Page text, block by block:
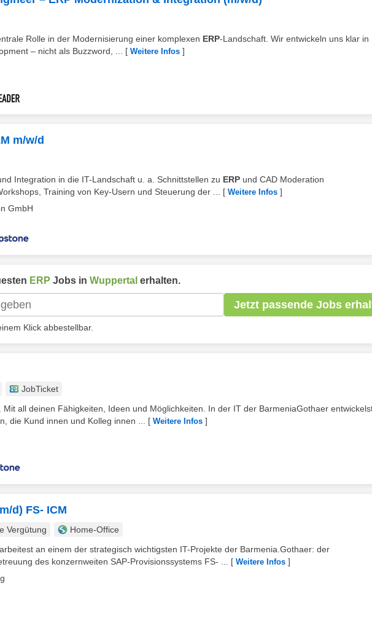
Rolle in der Modernisierung einer komplexen ERP‑Landschaft. Wir entwickeln uns klar in
– nicht als Buzzword, ...
[ Weitere Infos ]
m/w/d
Integration in die IT-Landschaft u. a. Schnittstellen zu ERP und CAD Moderation
Training von Key-Usern und Steuerung der ...
[ Weitere Infos ]
GmbH
ERP Jobs in Wuppertal erhalten.
Jetzt passende Jobs
Klick abbestellbar.
JobTicket
Mit all deinen Fähigkeiten, Ideen und Möglichkeiten. In der IT der BarmeniaGothaer
die Kund innen und Kolleg innen ...
[ Weitere Infos ]
d) FS- ICM
Vergütung
Home-Office
an einem der strategisch wichtigsten IT-Projekte der Barmenia.Gothaer: der
des konzernweiten SAP-Provisionssystems FS- ...
[ Weitere Infos ]